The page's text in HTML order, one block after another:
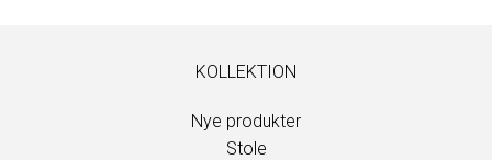
KOLLEKTION
Nye produkter
Stole